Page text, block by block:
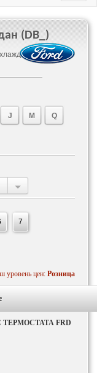
(DB_)
►
J M Q
7
уровень цен: Розница
FRD